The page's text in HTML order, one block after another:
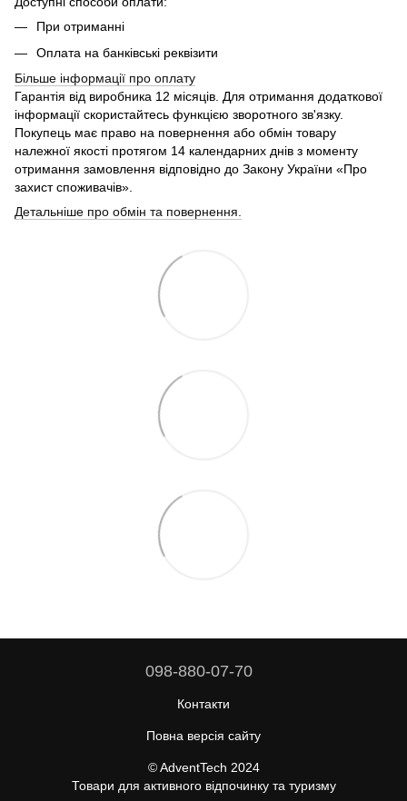
При отриманні
Оплата на банківські реквізити
Більше інформації про оплату
Гарантія від виробника 12 місяців. Для отримання додаткової
інформації скористайтесь функцією зворотного зв'язку.
Покупець має право на повернення або обмін товару
належної якості протягом 14 календарних днів з моменту
отримання замовлення відповідно до Закону України «Про
захист споживачів».
Детальніше про обмін та повернення.
098-880-07-70
Контакти
Повна версія сайту
© AdventTech 2024
Товари для активного відпочинку та туризму